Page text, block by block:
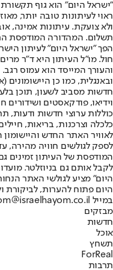
"ישראל היום" הוא גוף
ראוי לעיתונות טובה יותר,
ולא צועקת. עיתונות אמינה,
הפך "ישראל היום" לעיתון
חול. מו"ל העיתון היא ד"ר
והעורך המייסד הוא עמוס
חדשות מסביב לשעון, תוכן
וידיאו, פודקאסטים ושידורים
כוללות ערוצי חדשות ודעות,
לאוויר האתר החדש
לספק לגולשים חוויה מהירה,
המודפסת של העיתון זמינים
לקבל אותם גם בניוזלטר.
היום" מציע לגולשי האתר
היום פתוח להערות, לביקורת
במייל hayom@israelhayom.co.il.
מבזקים
חדשות
אוכל
תשחץ
ForReal
תרבות